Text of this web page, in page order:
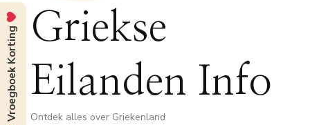
Griekse
Eilanden Info
Ontdek alles over Griekenland
Vroegboek Korting